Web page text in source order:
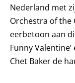
Nederland met
Orchestra of the
eerbetoon aan
Funny Valentine’
Chet Baker de